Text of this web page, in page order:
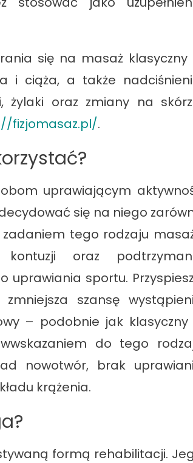
się na masaż klasyczny
i ciąża, a także
żylaki oraz zmiany na
fizjomasaz.pl/.
uprawiającym
się na niego
tego rodzaju
oraz
uprawiania sportu.
szansę
– podobnie jak klasyczny
do tego
nowotwór, brak
krążenia.
formą rehabilitacji.